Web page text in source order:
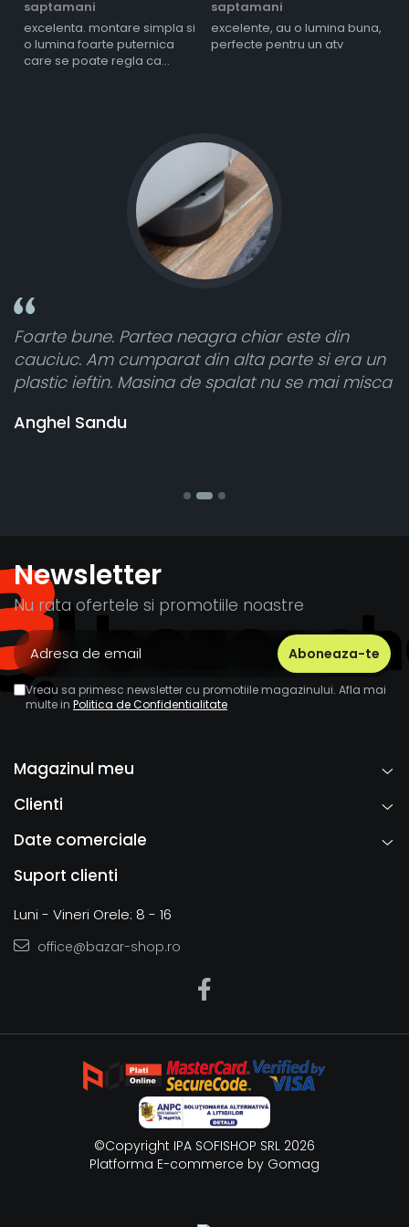
saptamani
excelenta. montare simpla si
o lumina foarte puternica
care se poate regla ca
saptamani
excelente, au o lumina buna,
perfecte pentru un atv
Sandu
bune. Partea neagra chiar este din
Am cumparat din alta parte si era un
ieftin. Masina de spalat nu se mai misca
atât
cele
Newsletter
Nu rata ofertele si promotiile noastre
Vreau sa primesc newsletter cu promotiile magazinului. Afla mai
multe in Politica de Confidentialitate
Magazinul meu
Clienti
Date comerciale
Suport clienti
Luni - Vineri Orele: 8 - 16
office@bazar-shop.ro
©Copyright IPA SOFISHOP SRL 2026
Platforma E-commerce by Gomag